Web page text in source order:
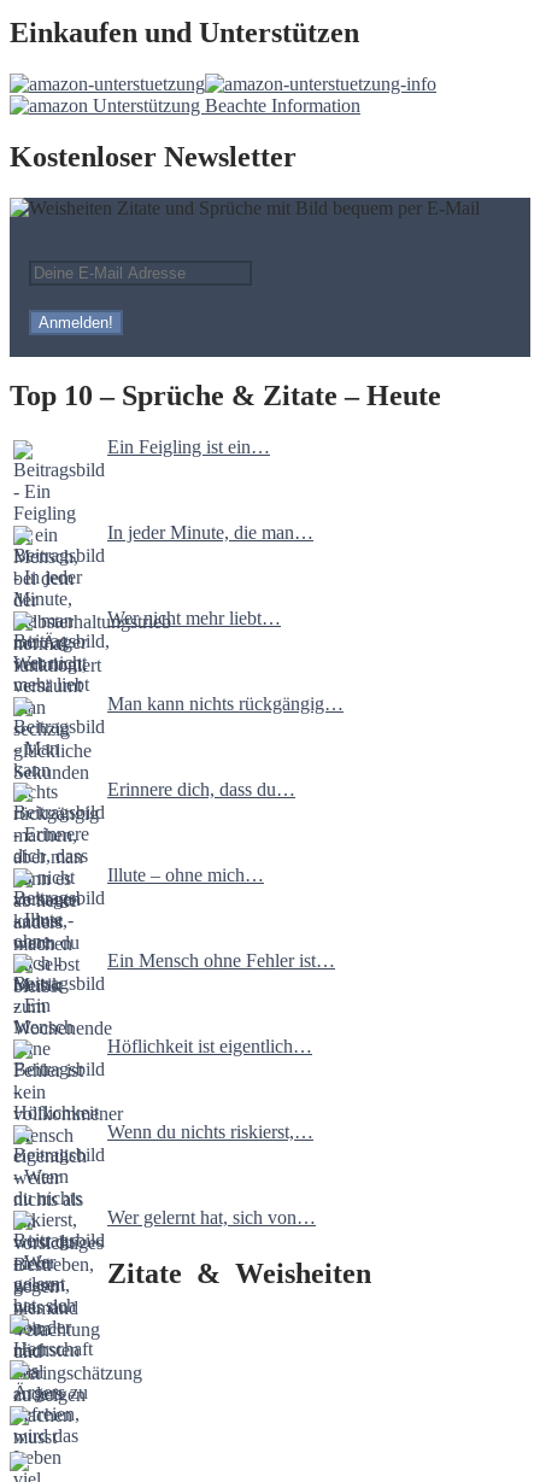
Einkaufen und Unterstützen
Kostenloser Newsletter
Top 10 – Sprüche & Zitate – Heute
Ein Feigling ist ein…
In jeder Minute, die man…
Wer nicht mehr liebt…
Man kann nichts rückgängig…
Erinnere dich, dass du…
Illute – ohne mich…
Ein Mensch ohne Fehler ist…
Höflichkeit ist eigentlich…
Wenn du nichts riskierst,…
Wer gelernt hat, sich von…
Zitate & Weisheiten